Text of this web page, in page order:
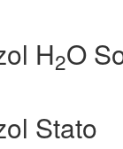
H2O
Stato